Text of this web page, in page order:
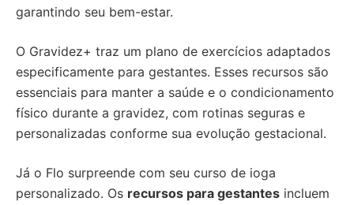
garantindo seu bem-estar.
O Gravidez+ traz um plano de exercícios adaptados
especificamente para gestantes. Esses recursos são
essenciais para manter a saúde e o condicionamento
físico durante a gravidez, com rotinas seguras e
personalizadas conforme sua evolução gestacional.
Já o Flo surpreende com seu curso de ioga
personalizado. Os recursos para gestantes incluem